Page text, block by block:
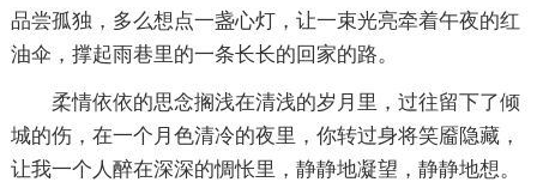
品尝孤独，多么想点一盏心灯，让一束光亮牵着午夜的红
油伞，撑起雨巷里的一条长长的回家的路。
柔情依依的思念搁浅在清浅的岁月里，过往留下了倾
城的伤，在一个月色清冷的夜里，你转过身将笑靥隐藏，
让我一个人醉在深深的惆怅里，静静地凝望，静静地想。